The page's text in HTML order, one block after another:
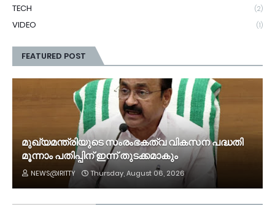
TECH (2)
VIDEO (1)
FEATURED POST
മുഖ്യമന്ത്രിയുടെ സംരംഭകത്വ വികസന പദ്ധതി
മൂന്നാം പതിപ്പിന് ഇന്ന് തുടക്കമാകും
NEWS@IRITTY Thursday, August 06, 2026